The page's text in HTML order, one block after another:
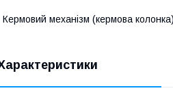
Кермовий механізм (кермова